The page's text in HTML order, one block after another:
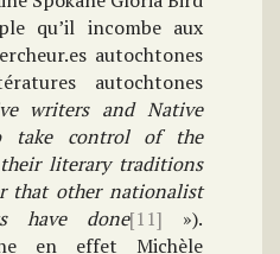
qu’il incombe aux
autochtones
autochtones
writers and Native
take control of the
literary traditions
that other nationalist
have done[11] »).
en effet Michèle